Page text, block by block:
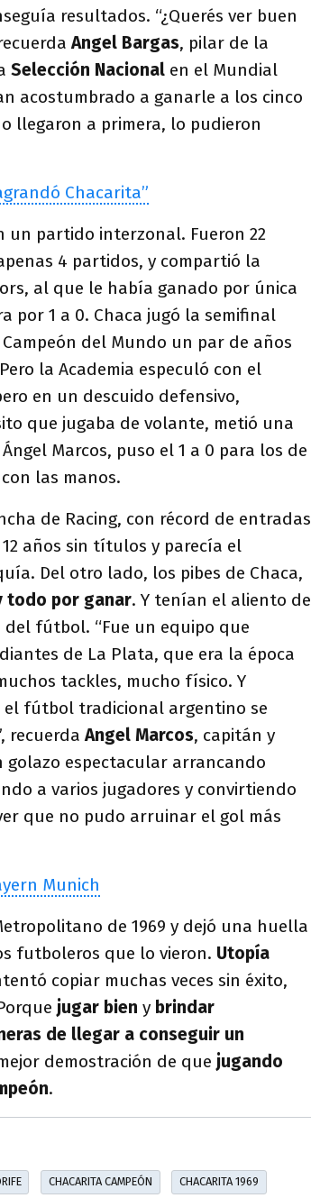
resultados. “¿Querés ver buen
Angel Bargas, pilar de la
Selección Nacional en el Mundial
acostumbrado a ganarle a los cinco
llegaron a primera, lo pudieron
Chacarita”
un partido interzonal. Fueron 22
4 partidos, y compartió la
al que le había ganado por única
por 1 a 0. Chaca jugó la semifinal
del Mundo un par de años
la Academia especuló con el
en un descuido defensivo,
que jugaba de volante, metió una
Marcos, puso el 1 a 0 para los de
las manos.
de Racing, con récord de entradas
años sin títulos y parecía el
Del otro lado, los pibes de Chaca,
todo por ganar. Y tenían el aliento de
fútbol. “Fue un equipo que
de La Plata, que era la época
tackles, mucho físico. Y
fútbol tradicional argentino se
recuerdaAngel Marcos, capitán y
espectacular arrancando
a varios jugadores y convirtiendo
que no pudo arruinar el gol más
Munich
de 1969 y dejó una huella
futboleros que lo vieron. Utopía
copiar muchas veces sin éxito,
jugar bien y brindar
de llegar a conseguir un
demostración de que jugando
.
CHACARITA CAMPEÓN CHACARITA 1969